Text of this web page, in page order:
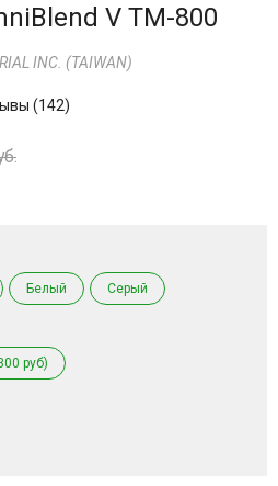
V TM-800
INC. (TAIWAN)
(142)
Белый Серый
руб)